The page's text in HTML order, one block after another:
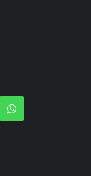
WhatsApp